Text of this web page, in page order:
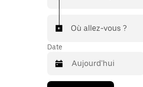
Où allez-vous ?
Date